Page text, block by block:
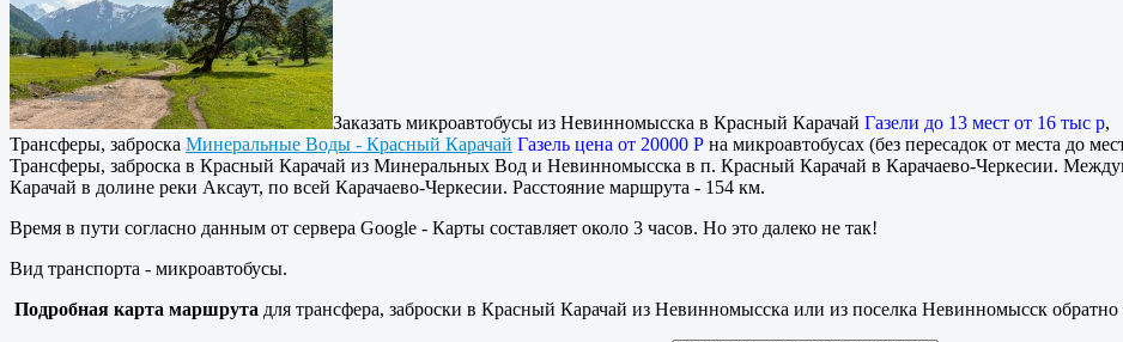
Заказать микроавтобусы из Невинномысска в Красный Карачай Газели до 13 мест от 16 тыс р,
Трансферы, заброска Минеральные Воды - Красный Карачай Газель цена от 20000 Р на микроавтобусах (без пересадок от места до
Трансферы, заброска в Красный Карачай из Минеральных Вод и Невинномысска в п. Красный Карачай в Карачаево-Черкесии.
Карачай в долине реки Аксаут, по всей Карачаево-Черкесии. Расстояние маршрута - 154 км.
Время в пути согласно данным от сервера Google - Карты составляет около 3 часов. Но это далеко не так!
Вид транспорта - микроавтобусы.
Подробная карта маршрута для трансфера, заброски в Красный Карачай из Невинномысска или из поселка Невинномысск